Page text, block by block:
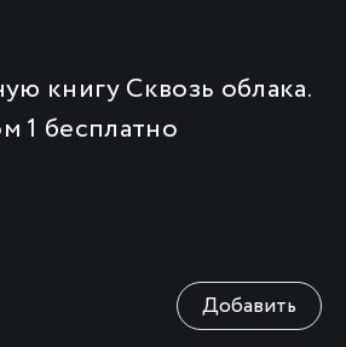
книгу Сквозь облака.
1 бесплатно
Добавить